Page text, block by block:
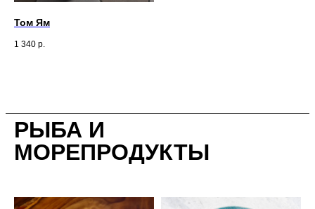
Том Ям
1 340 р.
РЫБА И
МОРЕПРОДУКТЫ